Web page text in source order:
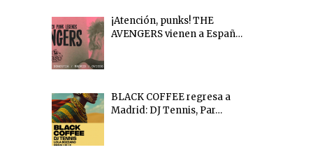
¡Atención, punks! THE
AVENGERS vienen a Españ…
BLACK COFFEE regresa a
Madrid: DJ Tennis, Par…